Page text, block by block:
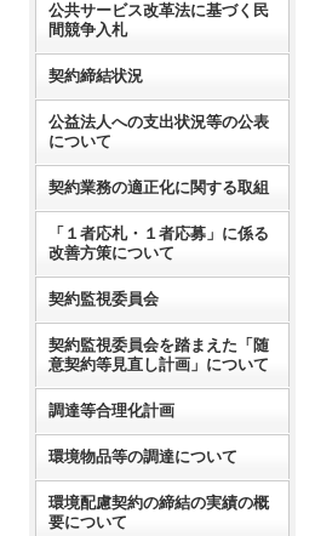
公共サービス改革法に基づく民
間競争入札
契約締結状況
公益法人への支出状況等の公表
について
契約業務の適正化に関する取組
「１者応札・１者応募」に係る
改善方策について
契約監視委員会
契約監視委員会を踏まえた「随
意契約等見直し計画」について
調達等合理化計画
環境物品等の調達について
環境配慮契約の締結の実績の概
要について